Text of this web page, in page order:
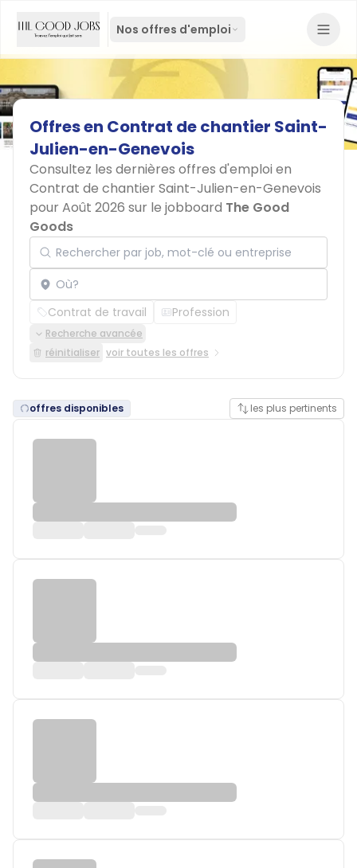
Nos offres d'emploi
Offresen Contrat dechantier Saint-
Julien-en-Genevois
Consultez les dernières offres d'emploi en
Contrat de chantier Saint-Julien-en-Genevois
pour Août 2026 sur le jobboard The Good
Goods
Rechercher par job, mot-clé ou entreprise
Localisation
Contrat de travail Profession
Recherche avancée
réinitialiser voir toutes les offres
offres disponibles les plus pertinents